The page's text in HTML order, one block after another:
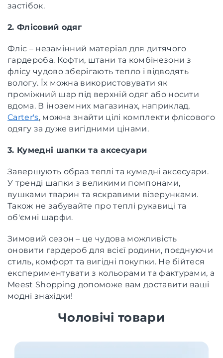
застібок.
2. Флісовий одяг
Фліс – незамінний матеріал для дитячого
гардероба. Кофти, штани та комбінезони з
флісу чудово зберігають тепло і відводять
вологу. Їх можна використовувати як
проміжний шар під верхній одяг або носити
вдома. В іноземних магазинах, наприклад,
Carter's, можна знайти цілі комплекти флісового
одягу за дуже вигідними цінами.
3. Кумедні шапки та аксесуари
Завершують образ теплі та кумедні аксесуари.
У тренді шапки з великими помпонами,
вушками тварин та яскравими візерунками.
Також не забувайте про теплі рукавиці та
об'ємні шарфи.
Зимовий сезон – це чудова можливість
оновити гардероб для всієї родини, поєднуючи
стиль, комфорт та вигідні покупки. Не бійтеся
експериментувати з кольорами та фактурами, а
Meest Shopping допоможе вам доставити ваші
модні знахідки!
Чоловічі товари